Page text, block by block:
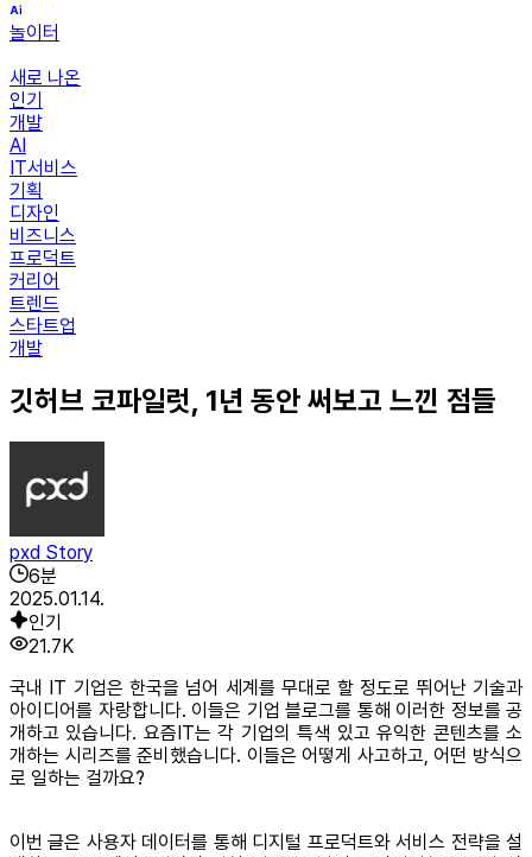
놀이터
새로 나온
인기
개발
AI
IT서비스
기획
디자인
비즈니스
프로덕트
커리어
트렌드
스타트업
개발
깃허브 코파일럿, 1년 동안 써보고 느낀 점들
pxd Story
6분
2025.01.14.
인기
21.7K
국내 IT 기업은 한국을 넘어 세계를 무대로 할 정도로 뛰어난 기술과
아이디어를 자랑합니다. 이들은 기업 블로그를 통해 이러한 정보를 공
개하고 있습니다. 요즘IT는 각 기업의 특색 있고 유익한 콘텐츠를 소
개하는 시리즈를 준비했습니다. 이들은 어떻게 사고하고, 어떤 방식으
로 일하는 걸까요?
이번 글은 사용자 데이터를 통해 디지털 프로덕트와 서비스 전략을 설